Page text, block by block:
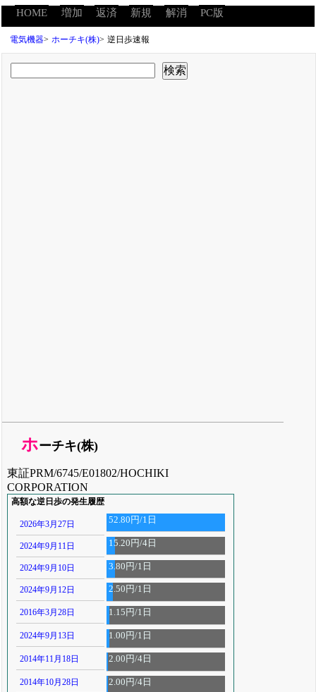
HOME 増加 返済 新規 解消 PC版
電気機器> ホーチキ(株)> 逆日歩速報
ホーチキ(株)
東証PRM/6745/E01802/HOCHIKI
CORPORATION
高額な逆日歩の発生履歴
2026年3月27日 52.80円/1日
2024年9月11日 15.20円/4日
2024年9月10日 3.80円/1日
2024年9月12日 2.50円/1日
2016年3月28日 1.15円/1日
2024年9月13日 1.00円/1日
2014年11月18日 2.00円/4日
2014年10月28日 2.00円/4日